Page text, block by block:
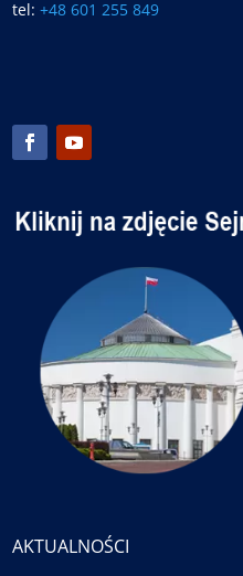
tel:+48 601 255 849
AKTUALNOŚCI